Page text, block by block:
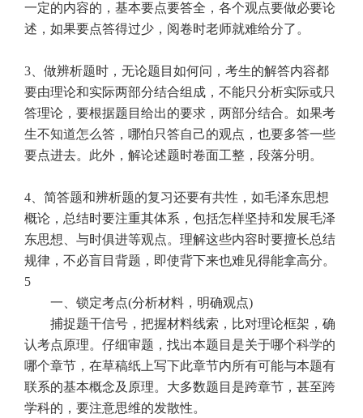
一定的内容的，基本要点要答全，各个观点要做必要论
述，如果要点答得过少，阅卷时老师就难给分了。
3、做辨析题时，无论题目如何问，考生的解答内容都
要由理论和实际两部分结合组成，不能只分析实际或只
答理论，要根据题目给出的要求，两部分结合。如果考
生不知道怎么答，哪怕只答自己的观点，也要多答一些
要点进去。此外，解论述题时卷面工整，段落分明。
4、简答题和辨析题的复习还要有共性，如毛泽东思想
概论，总结时要注重其体系，包括怎样坚持和发展毛泽
东思想、与时俱进等观点。理解这些内容时要擅长总结
规律，不必盲目背题，即使背下来也难见得能拿高分。
5
一、锁定考点(分析材料，明确观点)
捕捉题干信号，把握材料线索，比对理论框架，确
认考点原理。仔细审题，找出本题目是关于哪个科学的
哪个章节，在草稿纸上写下此章节内所有可能与本题有
联系的基本概念及原理。大多数题目是跨章节，甚至跨
学科的，要注意思维的发散性。